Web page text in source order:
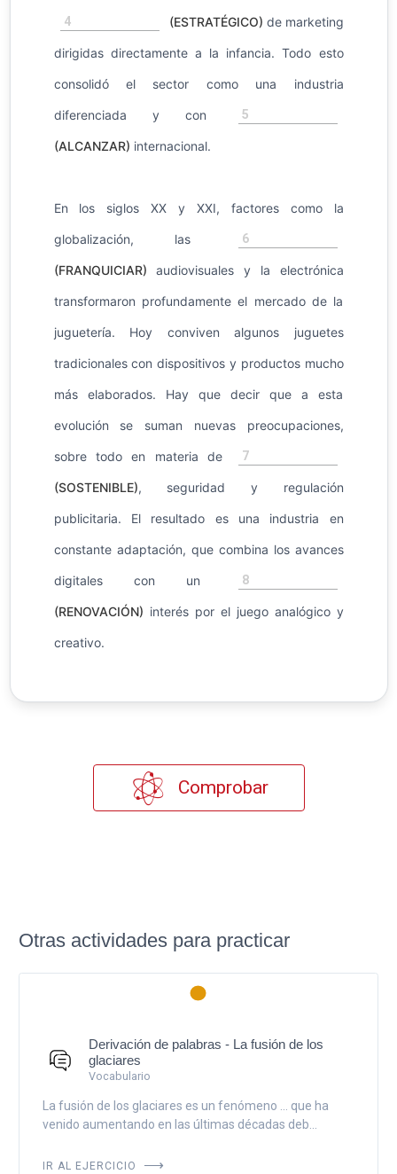
4 (ESTRATÉGICO) de marketing
dirigidas directamente a la infancia. Todo esto
consolidó el sector como una industria
diferenciada y con 5
(ALCANZAR) internacional.
En los siglos XX y XXI, factores como la
globalización, las 6
(FRANQUICIAR) audiovisuales y la electrónica
transformaron profundamente el mercado de la
juguetería. Hoy conviven algunos juguetes
tradicionales con dispositivos y productos mucho
más elaborados. Hay que decir que a esta
evolución se suman nuevas preocupaciones,
sobre todo en materia de 7
(SOSTENIBLE), seguridad y regulación
publicitaria. El resultado es una industria en
constante adaptación, que combina los avances
digitales con un 8
(RENOVACIÓN) interés por el juego analógico y
creativo.
Comprobar
Otras actividades para practicar
Derivación de palabras - La fusión de los
glaciares
Vocabulario
La fusión de los glaciares es un fenómeno ... que ha
venido aumentando en las últimas décadas deb...
IR AL EJERCICIO